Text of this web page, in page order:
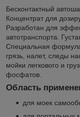
Бесконтактный
Концентрат для
Разработан для
автотранспорта.
Специальная
грязь, налет, следы
мойки легкового и
фосфатов.
Область
для моек